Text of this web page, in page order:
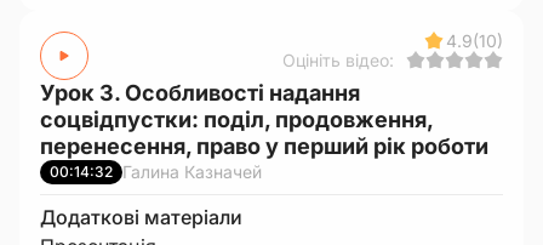
4.9(10)
Оцініть відео:
Урок 3. Особливості надання
соцвідпустки: поділ, продовження,
перенесення, право у перший рік роботи
00:14:32 Галина Казначей
Додаткові матеріали